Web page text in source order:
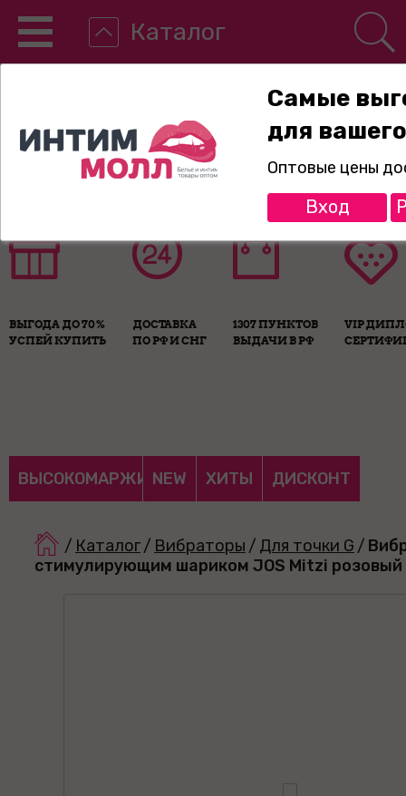
Каталог
8-800-775-89-65
ВЫГОДА ДО 70%
УСПЕЙ КУПИТЬ
ДОСТАВКА
ПО РФ И СНГ
1307 ПУНКТОВ
ВЫДАЧИ В РФ
VIP
ВЫСОКОМАРЖИНАЛЬНЫЕ
NEW ХИТЫ ДИСКОНТ
/ Каталог/ Вибраторы / Для точки G /
стимулирующим шариком JOS Mitzi розовый
Самые
для
Оптовые цены
Вход